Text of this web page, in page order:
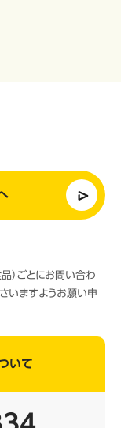
品）ごとにお問い合わ
いますようお願い申
いて